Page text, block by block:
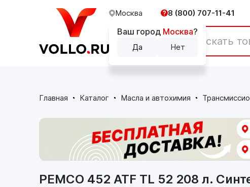
Москва
Ваш город Москва?
Да Нет
8 (800) 707-11-41
Каталог
Главная Каталог Масла и автохимия
PEMCO 452 ATF TL 52 208 л.